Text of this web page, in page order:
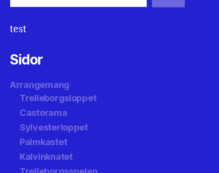
test
Sidor
Arrangemang
Trelleborgsloppet
Castorama
Sylvesterloppet
Palmkastet
Kalvinknatet